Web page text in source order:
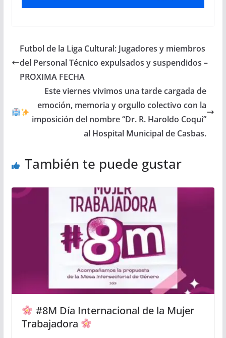
Futbol de la Liga Cultural: Jugadores y miembros
del Personal Técnico expulsados y suspendidos –
PROXIMA FECHA
Este viernes vivimos una tarde cargada de
emoción, memoria y orgullo colectivo con la
imposición del nombre “Dr. R. Haroldo Coqui”
al Hospital Municipal de Casbas.
También te puede gustar
#8M Día Internacional de la Mujer
Trabajadora